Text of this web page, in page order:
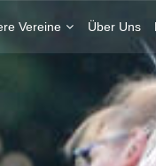
Vereine Über Uns